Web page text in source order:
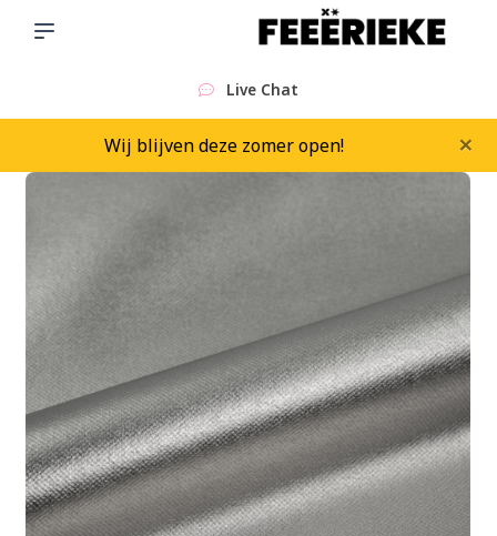
Live Chat
Wij blijven deze zomer open! ×